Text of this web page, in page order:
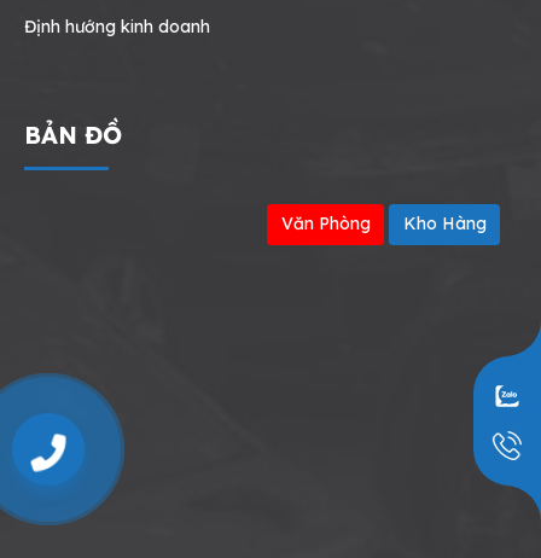
Định hướng kinh doanh
BẢN ĐỒ
Văn Phòng Kho Hàng
0909797251